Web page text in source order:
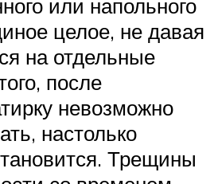
или напольного
целое, не давая
на отдельные
после
невозможно
настолько
Трещины